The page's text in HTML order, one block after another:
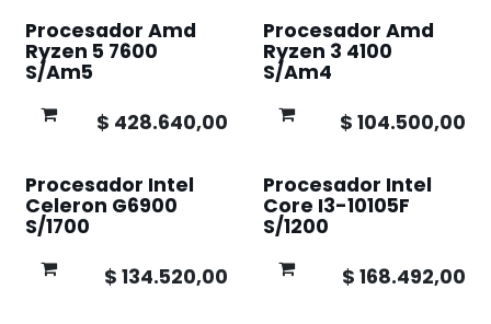
Procesador Amd
Ryzen 5 7600
S/Am5
$ 428.640,00
Procesador Amd
Ryzen 3 4100
S/Am4
$ 104.500,00
Procesador Intel
Celeron G6900
S/1700
$ 134.520,00
Procesador Intel
Core I3-10105F
S/1200
$ 168.492,00